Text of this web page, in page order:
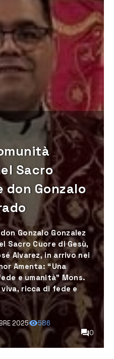
Sacro
don Gonzalo
Gonzalo Gonzalez
Sacro Cuore di Gesù,
Alvarez, in arrivo nei
Amenta: “Una
e umanità” Mons.
ricca di fede e
2025
586
0